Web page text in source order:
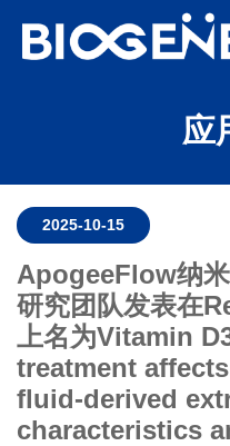
应
2025-10-15
ApogeeFlow纳
研究团队发表在
上名为Vitamin
treatment
fluid-derived
characteristics